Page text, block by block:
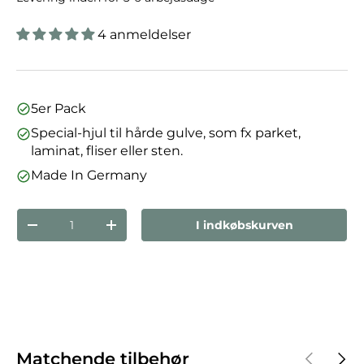
4 anmeldelser
5er Pack
Special-hjul til hårde gulve, som fx parket,
laminat, fliser eller sten.
Made In Germany
Antal
Reducer mængdenForøg mængdenI indkøbskurven
Matchende tilbehør Forrige